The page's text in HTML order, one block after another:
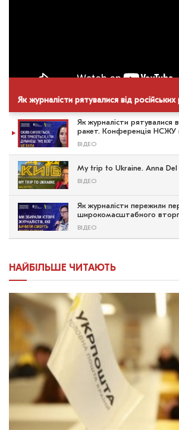
Як журналісти рятувалися
ракет. Конференція НСЖУ
ВІДЕО
My trip to Ukraine. Anna Del
ВІДЕО
Як журналісти пережили
широкомасштабного
ВІДЕО
НАЙБІЛЬШЕ ЧИТАЮТЬ